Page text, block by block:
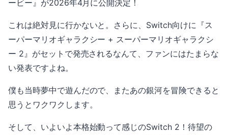
ービー』が2026年4月に公開決定！
これは絶対見に行かないと。さらに、Switch向けに『ス
ーパーマリオギャラクシー + スーパーマリオギャラクシ
ー 2』がセットで発売されるなんて、ファンにはたまらな
い発表ですよね。
僕も当時夢中で遊んだので、またあの銀河を冒険できると
思うとワクワクします。
そして、いよいよ本格始動って感じのSwitch 2！待望の